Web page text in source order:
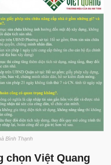
Bình Thạnh
chọn Việt Quang